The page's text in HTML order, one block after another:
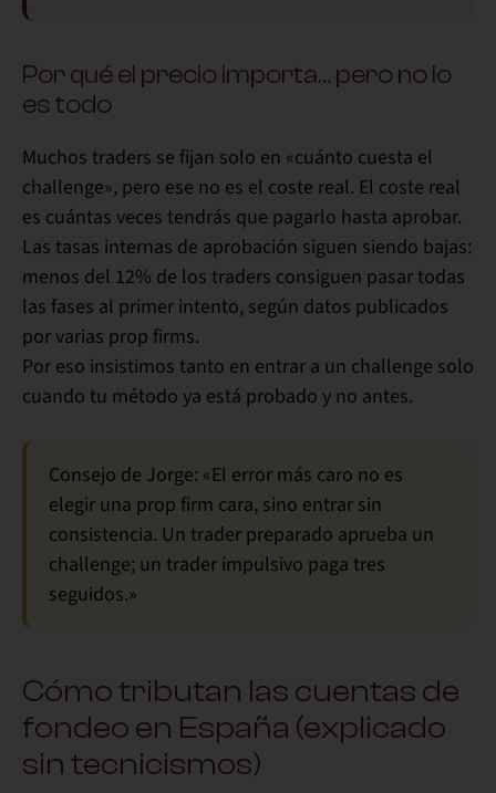
Por qué el precio importa… pero no lo
es todo
Muchos traders se fijan solo en «cuánto cuesta el
challenge», pero ese no es el coste real. El coste real
es cuántas veces tendrás que pagarlo hasta aprobar.
Las tasas internas de aprobación siguen siendo bajas:
menos del 12% de los traders consiguen pasar todas
las fases al primer intento, según datos publicados
por varias prop firms.
Por eso insistimos tanto en entrar a un challenge solo
cuando tu método ya está probado y no antes.
Consejo de Jorge: «El error más caro no es
elegir una prop firm cara, sino entrar sin
consistencia. Un trader preparado aprueba un
challenge; un trader impulsivo paga tres
seguidos.»
Cómo tributan las cuentas de
fondeo en España (explicado
sin tecnicismos)